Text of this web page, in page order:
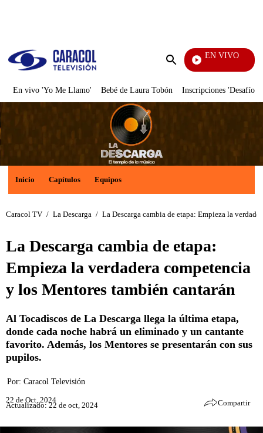
Enviar
EN VIVO
También
En vivo 'Yo Me Llamo' Bebé de Laura Tobón Inscripciones 'Desafío'
Inicio Capítulos Equipos
Caracol TV / La Descarga / La Descarga cambia de etapa: Empieza la
La Descarga cambia de etapa:
Empieza la verdadera competencia
y los Mentores también cantarán
Al Tocadiscos de La Descarga llega la última etapa,
donde cada noche habrá un eliminado y un cantante
favorito. Además, los Mentores se presentarán con sus
pupilos.
Por: Caracol Televisión
22 de Oct, 2024
Actualizado: 22 de oct, 2024 Compartir